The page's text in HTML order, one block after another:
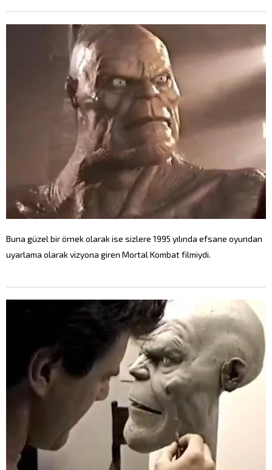
Buna güzel bir örnek olarak ise sizlere 1995 yılında efsane oyundan
uyarlama olarak vizyona giren Mortal Kombat filmiydi.